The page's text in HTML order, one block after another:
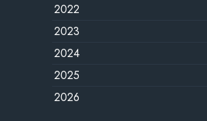
2022
2023
2024
2025
2026